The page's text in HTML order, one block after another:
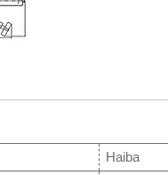
Haiba